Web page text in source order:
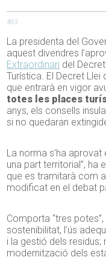
493
La presidenta del
aquest divendres
Extraordinari del
Turística. El Decret Llei
que entrarà en vigor
totes les places
anys, els consells
si no quedaran
La norma s’ha
una part territorial”, ha
que es tramitarà com
modificat en el debat
Comporta “tres
sostenibilitat, l’ús
i la gestió dels
modernització dels